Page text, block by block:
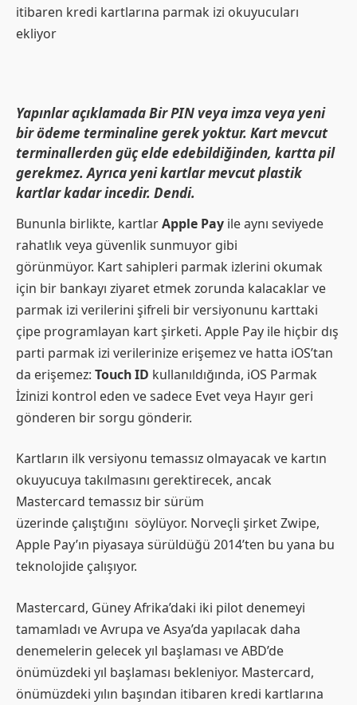
itibaren kredi kartlarına parmak izi okuyucuları
ekliyor
Yapınlar açıklamada Bir PIN veya imza veya yeni
bir ödeme terminaline gerek yoktur. Kart mevcut
terminallerden güç elde edebildiğinden, kartta pil
gerekmez. Ayrıca yeni kartlar mevcut plastik
kartlar kadar incedir. Dendi.
Bununla birlikte, kartlarApple Pay ile aynı seviyede
rahatlık veya güvenlik sunmuyor gibi
görünmüyor. Kart sahipleri parmak izlerini okumak
için bir bankayı ziyaret etmek zorunda kalacaklar ve
parmak izi verilerini şifreli bir versiyonunu karttaki
çipe programlayan kart şirketi. Apple Pay ile hiçbir dış
parti parmak izi verilerinize erişemez ve hatta iOS’tan
da erişemez: Touch ID kullanıldığında, iOS Parmak
İzinizi kontrol eden ve sadece Evet veya Hayır geri
gönderen bir sorgu gönderir.
Kartların ilk versiyonu temassız olmayacak ve kartın
okuyucuya takılmasını gerektirecek, ancak
Mastercard temassız bir sürüm
üzerinde çalıştığını söylüyor. Norveçli şirket Zwipe,
Apple Pay’ın piyasaya sürüldüğü 2014’ten bu yana bu
teknolojide çalışıyor.
Mastercard, Güney Afrika’daki iki pilot denemeyi
tamamladı ve Avrupa ve Asya’da yapılacak daha
denemelerin gelecek yıl başlaması ve ABD’de
önümüzdeki yıl başlaması bekleniyor. Mastercard,
önümüzdeki yılın başından itibaren kredi kartlarına